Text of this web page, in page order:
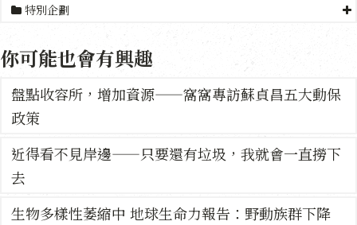
特別企劃
你可能也會有興趣
盤點收容所，增加資源——窩窩專訪蘇貞昌五大動保
政策
近得看不見岸邊——只要還有垃圾，我就會一直撈下
去
生物多樣性萎縮中 地球生命力報告：野動族群下降